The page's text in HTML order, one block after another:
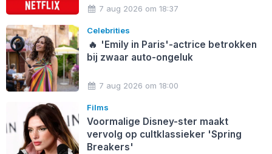
7 aug 2026 om 18:37
Celebrities
🔥 'Emily in Paris'-actrice betrokken
bij zwaar auto-ongeluk
7 aug 2026 om 18:00
Films
Voormalige Disney-ster maakt
vervolg op cultklassieker 'Spring
Breakers'